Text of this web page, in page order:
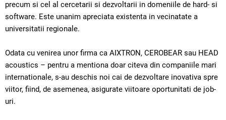
precum si cel al cercetarii si dezvoltarii in domeniile de hard- si
software. Este unanim apreciata existenta in vecinatate a
universitatii regionale.
Odata cu venirea unor firma ca AIXTRON, CEROBEAR sau HEAD
acoustics – pentru a mentiona doar citeva din companiile mari
internationale, s-au deschis noi cai de dezvoltare inovativa spre
viitor, fiind, de asemenea, asigurate viitoare oportunitati de job-
uri.